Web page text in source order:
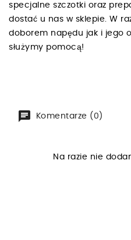
specjalne szczotki oraz
dostać u nas w sklepie. W
doborem napędu jak i jego
służymy pomocą!
Komentarze (0)
Na razie nie